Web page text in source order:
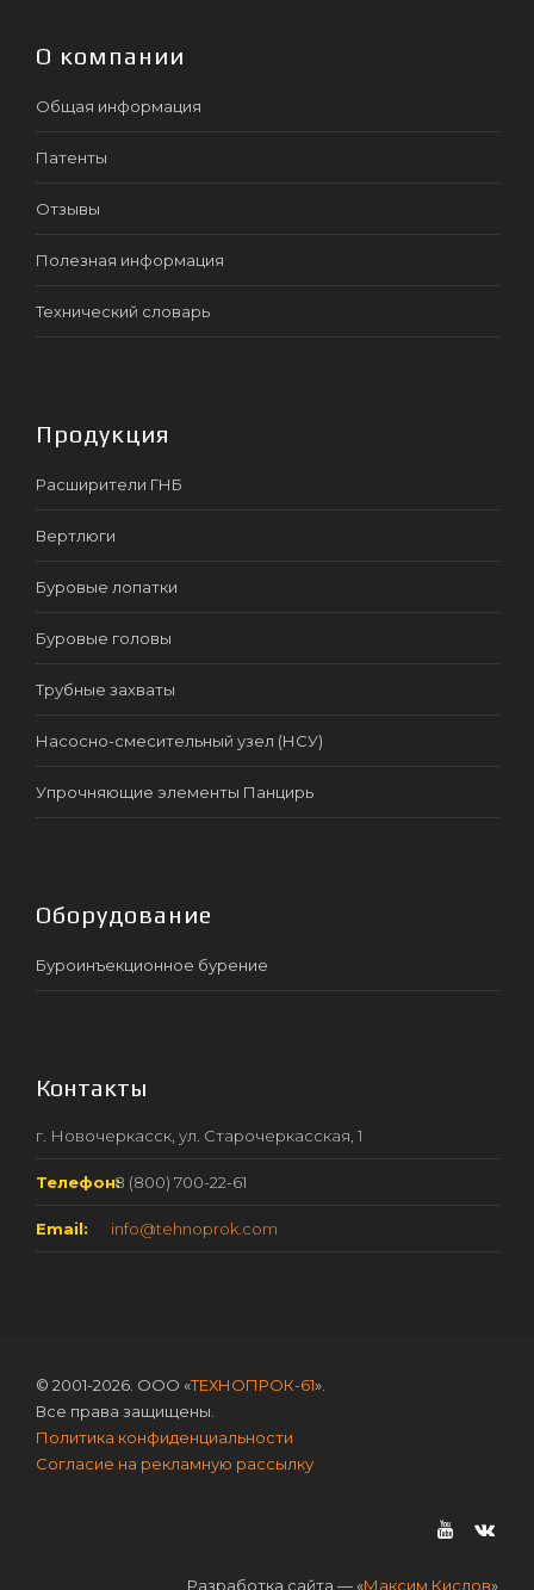
О компании
Общая информация
Патенты
Отзывы
Полезная информация
Технический словарь
Продукция
Расширители ГНБ
Вертлюги
Буровые лопатки
Буровые головы
Трубные захваты
Насосно-смесительный узел (НСУ)
Упрочняющие элементы Панцирь
Оборудование
Буроинъекционное бурение
Контакты
г. Новочеркасск, ул. Старочеркасская, 1
Телефон:8 (800) 700-22-61
Email: info@tehnoprok.com
© 2001-2026. ООО «ТЕХНОПРОК-61».
Все права защищены.
Политика конфиденциальности
Согласие на рекламную рассылку
Разработка сайта — «Максим Кислов»